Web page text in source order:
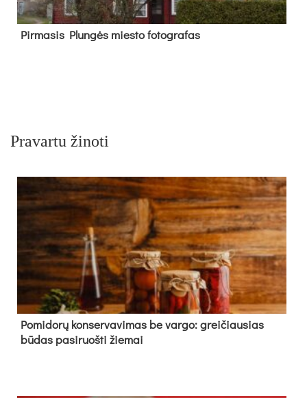
Pir­ma­sis Plun­gės mies­to fo­tog­ra­fas
Pravartu žinoti
Pomidorų konservavimas be vargo: greičiausias
būdas pasiruošti žiemai